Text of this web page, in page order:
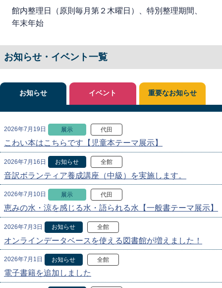
館内整理日（原則毎月第２木曜日）、特別整理期間、
年末年始
お知らせ・イベント一覧
お知らせ
2026年7月19日 展示 代田
こわい本はこちらです【児童本テーマ展示】
2026年7月16日 お知らせ 全館
音訳ボランティア養成講座（中級）を実施します。
2026年7月10日 展示 代田
恵みの水・涼を感じる水・語られる水【一般書テーマ展示】
2026年7月3日 お知らせ 全館
オンラインデータベースを使える図書館が増えました！
2026年7月1日 お知らせ 全館
電子書籍を追加しました
イベント 重要なお知らせ